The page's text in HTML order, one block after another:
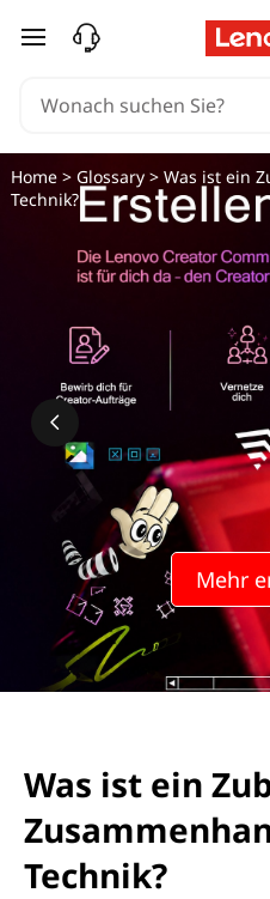
zum Hauptinhalt springen
Mehr
Home> Glossary> Was ist ein
Technik?
Was ist ein
Technik?